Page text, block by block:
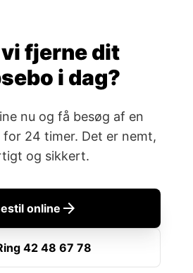
fjerne dit
i dag?
nu og få besøg af en
24 timer. Det er nemt,
og sikkert.
online arrow_forward
42 48 67 78